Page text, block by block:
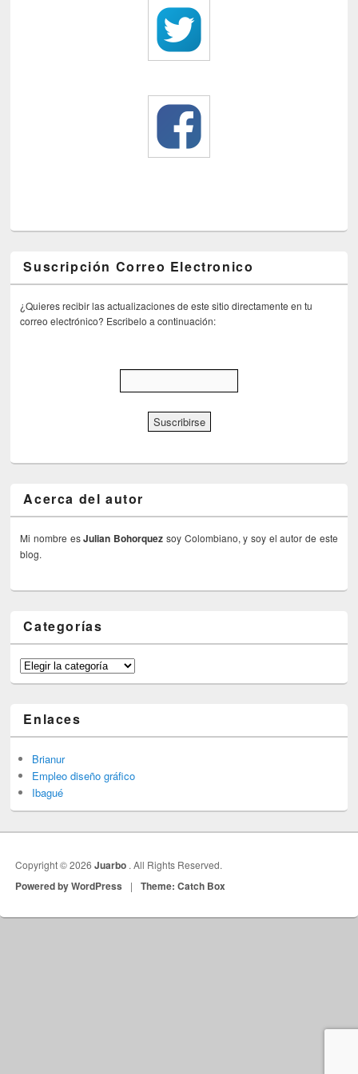
Suscripción Correo Electronico
¿Quieres recibir las actualizaciones de este sitio directamente en tu
correo electrónico? Escribelo a continuación:
Acerca del autor
Mi nombre esJulian Bohorquez soy Colombiano, y soy el autor de este
blog.
Categorías
Categorías
Enlaces
Brianur
Empleo diseño gráfico
Ibagué
Copyright © 2026Juarbo . All Rights Reserved.
Powered by WordPress | Theme: Catch Box